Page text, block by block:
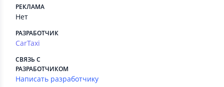
РЕКЛАМА
Нет
РАЗРАБОТЧИК
CarTaxi
СВЯЗЬ С
РАЗРАБОТЧИКОМ
Написать разработчику